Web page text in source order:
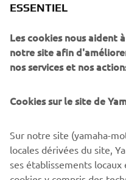
ESSENTIEL
Les cookies nous aident
notre site afin
nos services et nos
Cookies sur le site de
Sur notre site (yamaha-
locales dérivées du site,
ses établissements